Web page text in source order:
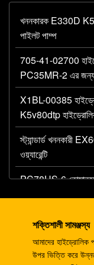
খননকারক E330D
পাইলট পাম্প
705-41-02700
PC35MR-2 এর
X1BL-00385
K5v80dtp
স্ট্যান্ডার্ড খননকারী
ওয়্যারেন্টি
PC78US-6 কোমাতসু
K3V112DTP
9T DX225 ফিট করে
K3V112DTP
শক্তিশালী সামঞ্জস্য
আমাদের হাইড্রোলিক
উপর ভিত্তি করে